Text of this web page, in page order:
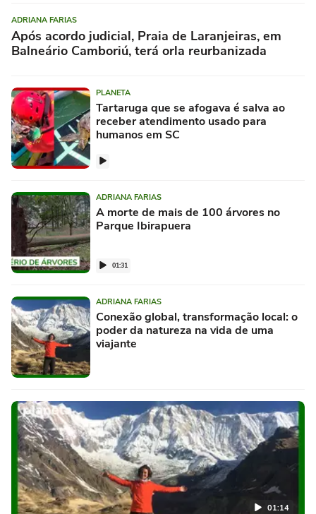
ADRIANA FARIAS
Após acordo judicial, Praia de Laranjeiras, em
Balneário Camboriú, terá orla reurbanizada
PLANETA
Tartaruga que se afogava é salva ao
receber atendimento usado para
humanos em SC
ADRIANA FARIAS
A morte de mais de 100 árvores no
Parque Ibirapuera
01:31
ADRIANA FARIAS
Conexão global, transformação local: o
poder da natureza na vida de uma
viajante
01:14